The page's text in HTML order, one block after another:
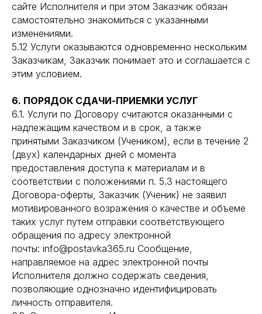
сайте Исполнителя и при этом Заказчик обязан
самостоятельно знакомиться с указанными
изменениями.
5.12 Услуги оказываются одновременно нескольким
Заказчикам, Заказчик понимает это и соглашается с
этим условием.
6. ПОРЯДОК СДАЧИ-ПРИЕМКИ УСЛУГ
6.1. Услуги по Договору считаются оказанными с
надлежащим качеством и в срок, а также
принятыми Заказчиком (Учеником), если в течение 2
(двух) календарных дней с момента
предоставления доступа к материалам и в
соответствии с положениями п. 5.3 настоящего
Договора-оферты, Заказчик (Ученик) не заявил
мотивированного возражения о качестве и объеме
таких услуг путем отправки соответствующего
обращения по адресу электронной
почты: info@postavka365.ru Сообщение,
направляемое на адрес электронной почты
Исполнителя должно содержать сведения,
позволяющие однозначно идентифицировать
личность отправителя.